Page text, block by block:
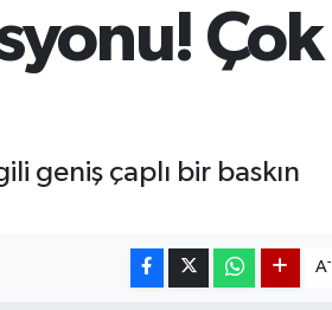
Çok
geniş çaplı bir baskın
A-